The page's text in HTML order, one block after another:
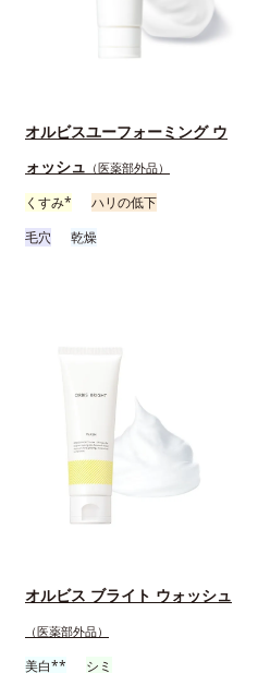
オルビスユーフォーミング ウ
ォッシュ （医薬部外品）
くすみ*
ハリの低下
毛穴
乾燥
オルビス ブライト ウォッシュ
（医薬部外品）
美白**
シミ